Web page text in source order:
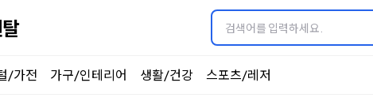
/가전 가구/인테리어 생활/건강 스포츠/레저